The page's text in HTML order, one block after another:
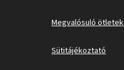
Megvalósuló ötletek
Sütitájékoztató